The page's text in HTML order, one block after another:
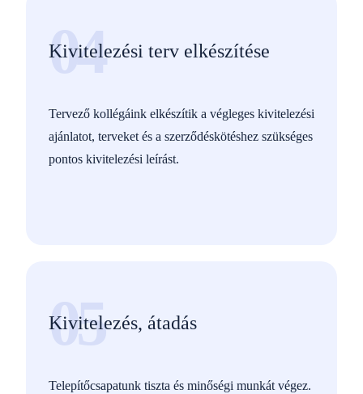
04
Kivitelezési terv elkészítése
Tervező kollégáink elkészítik a végleges kivitelezési
ajánlatot, terveket és a szerződéskötéshez szükséges
pontos kivitelezési leírást.
05
Kivitelezés, átadás
Telepítőcsapatunk tiszta és minőségi munkát végez.